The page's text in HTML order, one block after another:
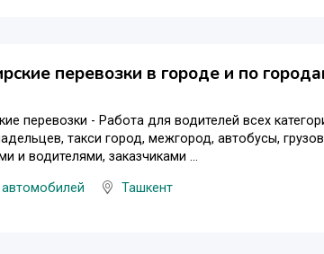
перевозки в городе и по
перевозки - Работа для водителей всех
такси город, межгород, автобусы,
и водителями, заказчиками ...
Ташкент